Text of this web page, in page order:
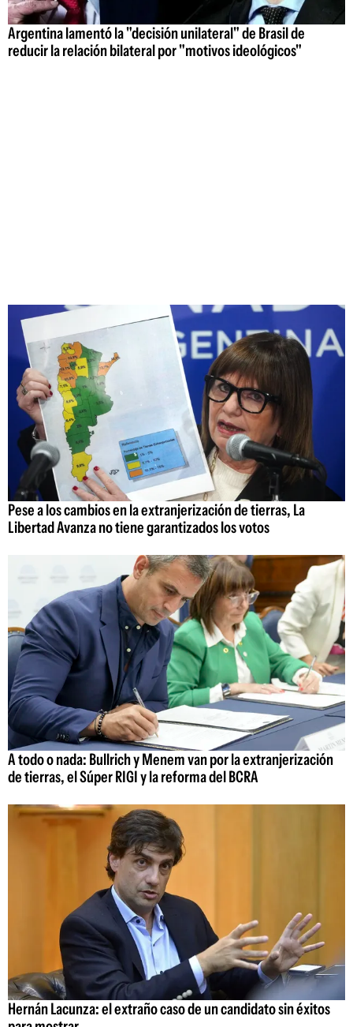
Argentina lamentó la "decisión unilateral" de Brasil de
reducir la relación bilateral por "motivos ideológicos"
Pese a los cambios en la extranjerización de tierras, La
Libertad Avanza no tiene garantizados los votos
A todo o nada: Bullrich y Menem van por la extranjerización
de tierras, el Súper RIGI y la reforma del BCRA
Hernán Lacunza: el extraño caso de un candidato sin éxitos